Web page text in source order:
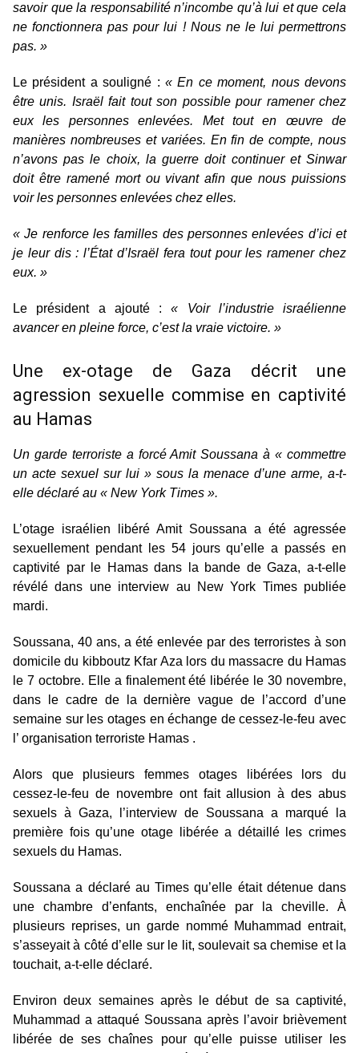
savoir que la responsabilité n’incombe qu’à lui et que cela
ne fonctionnera pas pour lui ! Nous ne le lui permettrons
pas. »
Le président a souligné : « En ce moment, nous devons
être unis. Israël fait tout son possible pour ramener chez
eux les personnes enlevées. Met tout en œuvre de
manières nombreuses et variées. En fin de compte, nous
n’avons pas le choix, la guerre doit continuer et Sinwar
doit être ramené mort ou vivant afin que nous puissions
voir les personnes enlevées chez elles.
« Je renforce les familles des personnes enlevées d’ici et
je leur dis : l’État d’Israël fera tout pour les ramener chez
eux. »
Le président a ajouté :
« Voir l’industrie israélienne
avancer en pleine force, c’est la vraie victoire. »
Une ex-otage de Gaza décrit une
agression sexuelle commise en captivité
au Hamas
Un garde terroriste a forcé Amit Soussana à « commettre
un acte sexuel sur lui » sous la menace d’une arme, a-t-
elle déclaré au « New York Times ».
L’otage israélien libéré Amit Soussana a été agressée
sexuellement pendant les 54 jours qu’elle a passés en
captivité par le Hamas dans la bande de Gaza, a-t-elle
révélé dans une interview au New York Times publiée
mardi.
Soussana, 40 ans, a été enlevée par des terroristes à son
domicile du kibboutz Kfar Aza lors du massacre du Hamas
le 7 octobre. Elle a finalement été libérée le 30 novembre,
dans le cadre de la dernière vague de l’accord d’une
semaine sur les otages en échange de cessez-le-feu avec
l’ organisation terroriste Hamas .
Alors que plusieurs femmes otages libérées lors du
cessez-le-feu de novembre ont fait allusion à des abus
sexuels à Gaza, l’interview de Soussana a marqué la
première fois qu’une otage libérée a détaillé les crimes
sexuels du Hamas.
Soussana a déclaré au Times qu’elle était détenue dans
une chambre d’enfants, enchaînée par la cheville. À
plusieurs reprises, un garde nommé Muhammad entrait,
s’asseyait à côté d’elle sur le lit, soulevait sa chemise et la
touchait, a-t-elle déclaré.
Environ deux semaines après le début de sa captivité,
Muhammad a attaqué Soussana après l’avoir brièvement
libérée de ses chaînes pour qu’elle puisse utiliser les